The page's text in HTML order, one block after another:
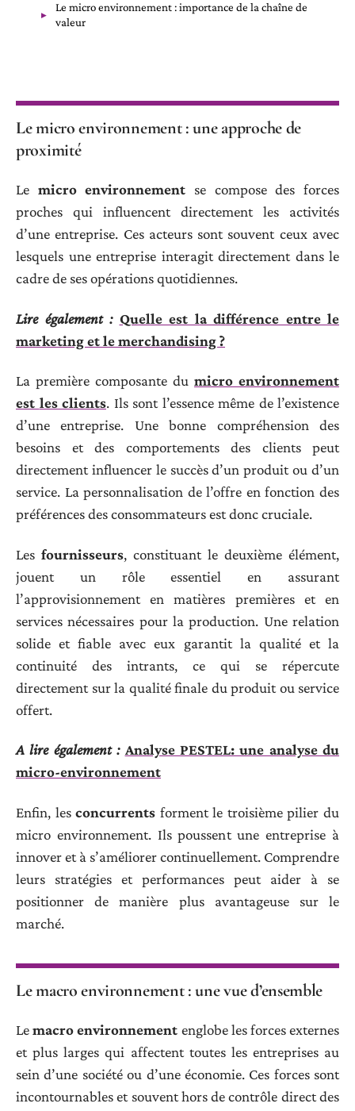
Le micro environnement : importance de la chaîne de
valeur
Le micro environnement : une approche de
proximité
Le micro environnement se compose des forces
proches qui influencent directement les activités
d’une entreprise. Ces acteurs sont souvent ceux avec
lesquels une entreprise interagit directement dans le
cadre de ses opérations quotidiennes.
Lire également : Quelle est la différence entre le
marketing et le merchandising ?
La première composante du micro environnement
est les clients. Ils sont l’essence même de l’existence
d’une entreprise. Une bonne compréhension des
besoins et des comportements des clients peut
directement influencer le succès d’un produit ou d’un
service. La personnalisation de l’offre en fonction des
préférences des consommateurs est donc cruciale.
Les fournisseurs, constituant le deuxième élément,
jouent un rôle essentiel en assurant
l’approvisionnement en matières premières et en
services nécessaires pour la production. Une relation
solide et fiable avec eux garantit la qualité et la
continuité des intrants, ce qui se répercute
directement sur la qualité finale du produit ou service
offert.
A lire également : Analyse PESTEL: une analyse du
micro-environnement
Enfin, lesconcurrents forment le troisième pilier du
micro environnement. Ils poussent une entreprise à
innover et à s’améliorer continuellement. Comprendre
leurs stratégies et performances peut aider à se
positionner de manière plus avantageuse sur le
marché.
Le macro environnement : une vue d’ensemble
Lemacro environnement englobe les forces externes
et plus larges qui affectent toutes les entreprises au
sein d’une société ou d’une économie. Ces forces sont
incontournables et souvent hors de contrôle direct des